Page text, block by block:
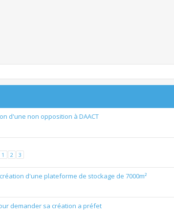
d'une non opposition à DAACT
1 2 3
d'une plateforme de stockage de 7000m²
demander sa création a préfet